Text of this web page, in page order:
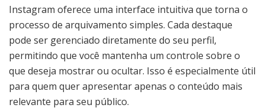
Instagram oferece uma interface intuitiva que torna o
processo de arquivamento simples. Cada destaque
pode ser gerenciado diretamente do seu perfil,
permitindo que você mantenha um controle sobre o
que deseja mostrar ou ocultar. Isso é especialmente útil
para quem quer apresentar apenas o conteúdo mais
relevante para seu público.